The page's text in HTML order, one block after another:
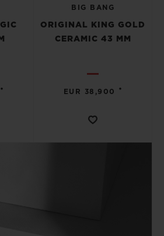
•
BIG BANG
ORIGINAL KING GOLD
CERAMIC 43 MM
EUR 38,900 •